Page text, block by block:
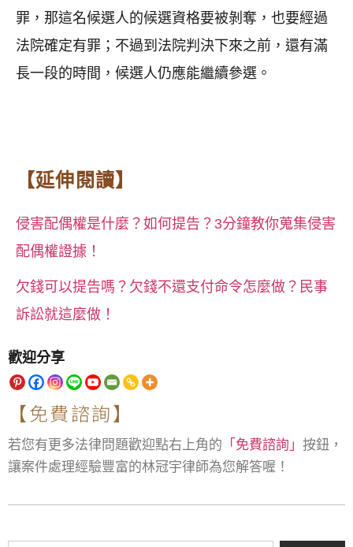
罪，那這名候選人的候選資格要被剝奪，也要經過
法院確定有罪；不過到法院判決下來之前，還有滿
長一段的時間，候選人仍應能繼續參選。
【延伸閱讀】
侵害配偶權是什麼？如何提告？3分鐘教你蒐集侵害
配偶權證據！
欠錢可以提告嗎？欠錢不還支付命令怎麼做？民事
訴訟就這麼做！
歡迎分享
【免費諮詢】
若您有更多法律問題歡迎點右上角的 「免費諮詢」 按鈕，
讓案件處理經驗豐富的林冠宇律師為您解答喔！